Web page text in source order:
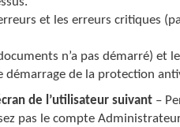
et les erreurs critiques
n’a pas démarré) et
de la protection
de l’utilisateur suivant –
pas le compte